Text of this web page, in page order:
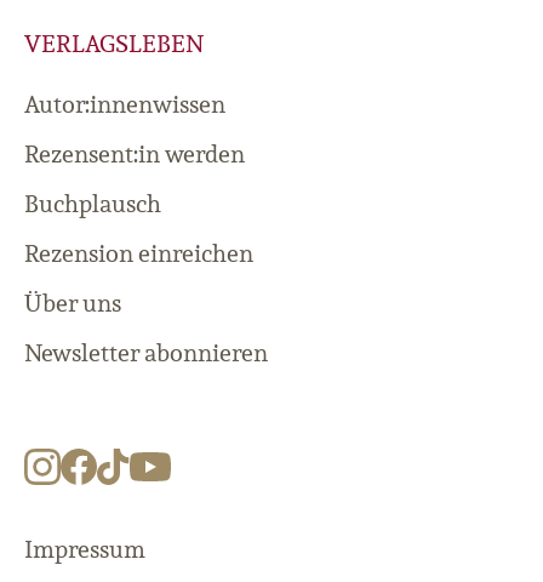
VERLAGSLEBEN
Autor:innenwissen
Rezensent:in werden
Buchplausch
Rezension einreichen
Über uns
Newsletter abonnieren
Impressum